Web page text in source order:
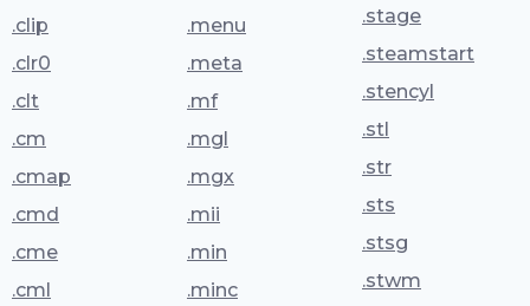
.clip
.clr0
.clt
.cm
.cmap
.cmd
.cme
.cml
.menu
.meta
.mf
.mgl
.mgx
.mii
.min
.minc
.stage
.steamstart
.stencyl
.stl
.str
.sts
.stsg
.stwm